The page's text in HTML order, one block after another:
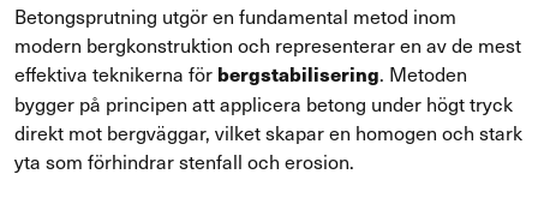
Betongsprutning utgör en fundamental metod inom
modern bergkonstruktion och representerar en av de mest
effektiva teknikerna för bergstabilisering. Metoden
bygger på principen att applicera betong under högt tryck
direkt mot bergväggar, vilket skapar en homogen och stark
yta som förhindrar stenfall och erosion.